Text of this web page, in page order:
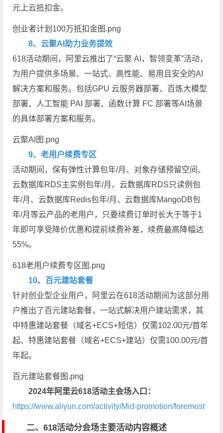
元上云抵扣金。
创业者计划100万抵扣金图.png
8、云聚AI助力业务提效
618活动期间，阿里云推出了“云聚 AI，智领变革”活动，
为用户提供多场景、一站式、高性能、易用且安全的AI
解决方案和服务。包括GPU 云服务器部署、百炼大模型
部署、人工智能 PAI 部署、函数计算 FC 部署等AI场景
的具体部署方案和服务。
云聚AI图.png
9、老用户续费专区
活动期间，保有弹性计算包年/月、对象存储预留空间、
云数据库RDS主实例包年/月、云数据库RDS只读例包
年/月、云数据库Redis包年/月、云数据库MangoDB包
年/月等云产品的老用户，只要续费订单时长大于等于1
年即可享受降价优惠和提前续费补差，续费最高降幅达
55%。
618老用户续费专区图.png
10、百元建站套餐
针对创业型企业用户，阿里云在618活动期间为这部分用
户推出了百元建站套餐，一站式解决用户建站需求，其
中特惠建站套餐（域名+ECS+短信）仅需102.00元/首年
起、特惠建站套餐（域名+ECS+建站）仅需100.00元/首
年起。
百元建站套餐图.png
2024年阿里云618活动主会场入口：
https://www.aliyun.com/activity/Mid-promotion/foremost
二、618活动分会场主要活动内容概述